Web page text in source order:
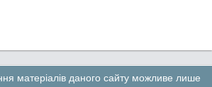
матеріалів даного сайту можливе лише